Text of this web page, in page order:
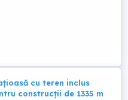
cu teren inclus
construcții de 1335 m